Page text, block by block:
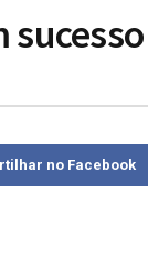
no Facebook